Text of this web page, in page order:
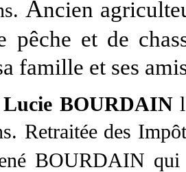
Ancien
pêche et de
famille et ses
Lucie BOURDAIN
Retraitée des
BOURDAIN qui